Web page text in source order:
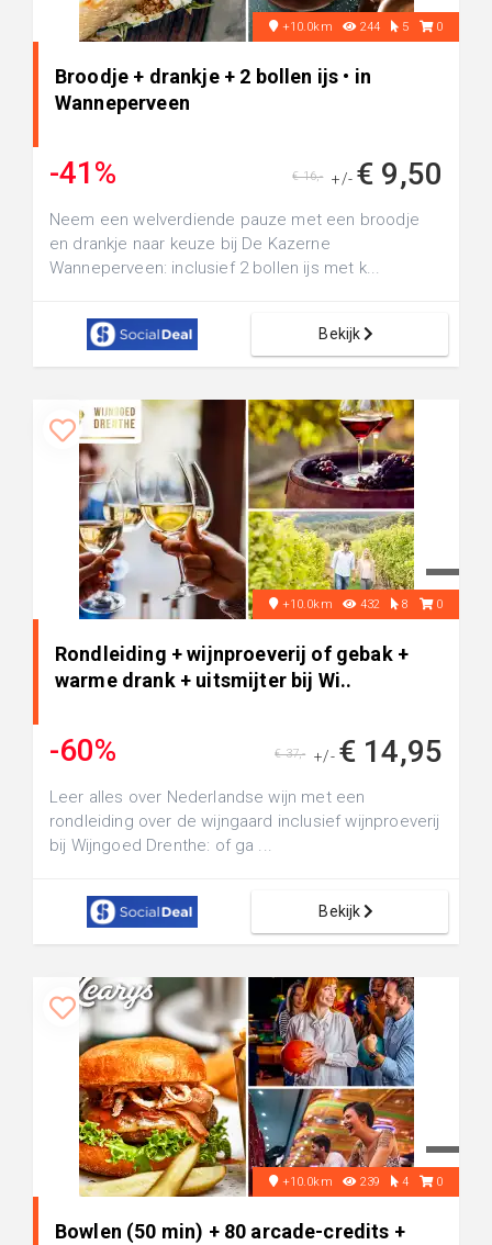
+10.0km 244 5 0
Broodje + drankje + 2 bollen ijs • in
Wanneperveen
-41% +/- € 9,50
€ 16,-
Neem een welverdiende pauze met een broodje
en drankje naar keuze bij De Kazerne
Wanneperveen: inclusief 2 bollen ijs met k...
Bekijk
+10.0km 432 8 0
Rondleiding + wijnproeverij of gebak +
warme drank + uitsmijter bij Wi..
-60% +/- € 14,95
€ 37,-
Leer alles over Nederlandse wijn met een
rondleiding over de wijngaard inclusief wijnproeverij
bij Wijngoed Drenthe: of ga ...
Bekijk
+10.0km 239 4 0
Bowlen (50 min) + 80 arcade-credits +